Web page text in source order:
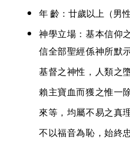
年 齡：廿歲以上（男
神學立場：基本信仰
信全部聖經係神所默
基督之神性，人類之
賴主寶血而獲之惟一
來等，均屬不易之真
不以福音為恥，始終